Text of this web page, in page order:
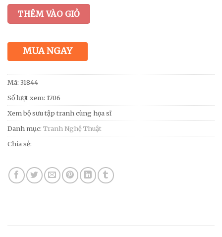
THÊM VÀO GIỎ
MUA NGAY
Mã: 31844
Số lượt xem: 1706
Xem bộ sưu tập tranh cùng họa sĩ
Danh mục: Tranh Nghệ Thuật
Chia sẻ: